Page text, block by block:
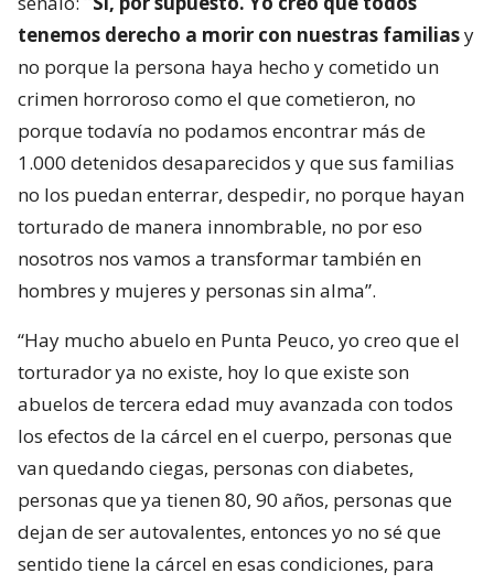
tenemos derecho a morir con nuestras familiasy
no porque la persona haya hecho y cometido un
crimen horroroso como el que cometieron, no
porque todavía no podamos encontrar más de
1.000 detenidos desaparecidos y que sus familias
no los puedan enterrar, despedir, no porque hayan
torturado de manera innombrable, no por eso
nosotros nos vamos a transformar también en
hombres y mujeres y personas sin alma”.
“Hay mucho abuelo en Punta Peuco, yo creo que el
torturador ya no existe, hoy lo que existe son
abuelos de tercera edad muy avanzada con todos
los efectos de la cárcel en el cuerpo, personas que
van quedando ciegas, personas con diabetes,
personas que ya tienen 80, 90 años, personas que
dejan de ser autovalentes, entonces yo no sé que
sentido tiene la cárcel en esas condiciones, para